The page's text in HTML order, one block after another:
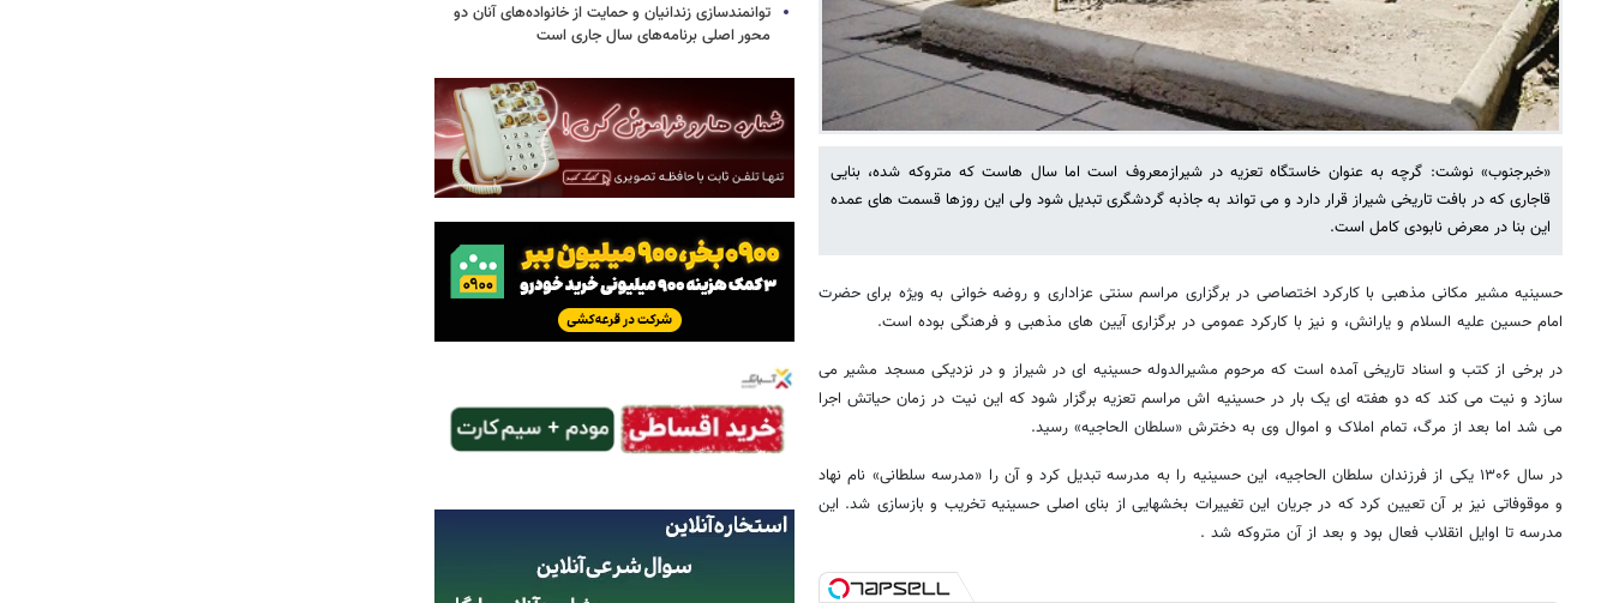
«خبرجنوب» نوشت: گرچه به عنوان خاستگاه تعزیه در شیرازمعروف است اما سال هاست که متروکه شده، بنایی
قاجاری که در بافت تاریخی شیراز قرار دارد و می تواند به جاذبه گردشگری تبدیل شود ولی این روزها قسمت های عمده
این بنا در معرض نابودی کامل است.
حسینیه مشیر مکانی مذهبى با کارکرد اختصاصى در برگزارى مراسم سنتى عزادارى و روضه‌ خوانى به ویژه براى حضرت
امام حسین علیه ‌السلام و یارانش، و نیز با کارکرد عمومى در برگزارى آیین هاى مذهبى و فرهنگى بوده است.
در برخی از کتب و اسناد تاریخی آمده است که مرحوم مشیرالدوله حسینیه ای در شیراز و در نزدیکی مسجد مشیر می
سازد و نیت می کند که دو هفته ای یک بار در حسینیه اش مراسم تعزیه برگزار شود که این نیت در زمان حیاتش اجرا
می شد اما بعد از مرگ، تمام املاک و اموال وی به دخترش «سلطان الحاجیه» رسید.
در سال ۱۳۰۶ یکی از فرزندان سلطان الحاجیه، این حسینیه را به مدرسه تبدیل کرد و آن را «مدرسه سلطانی» نام نهاد
و موقوفاتی نیز بر آن تعیین کرد که در جریان این تغییرات بخشهایی از بنای اصلی حسینیه تخریب و بازسازی شد. این
مدرسه تا اوایل انقلاب فعال بود و بعد از آن متروکه شد .
توانمندسازی زندانیان و حمایت از خانواده‌های آنان دو
محور اصلی برنامه‌های سال جاری است